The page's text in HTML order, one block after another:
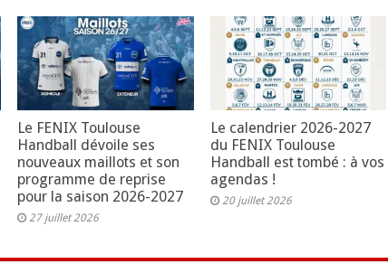
Le FENIX Toulouse
Handball dévoile ses
nouveaux maillots et son
programme de reprise
pour la saison 2026-2027
27 juillet 2026
Le calendrier 2026-2027
du FENIX Toulouse
Handball est tombé : à vos
agendas !
20 juillet 2026